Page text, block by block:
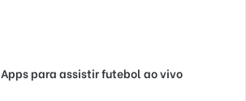
Apps para assistir futebol ao vivo